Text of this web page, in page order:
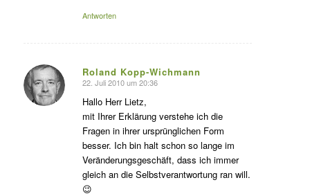
Antworten
Roland Kopp-Wichmann
s
agte:
22. Juli 2010 um 20:36
Hallo Herr Lietz,
mit Ihrer Erklärung verstehe ich die
Fragen in ihrer ursprünglichen Form
besser. Ich bin halt schon so lange im
Veränderungsgeschäft, dass ich immer
gleich an die Selbstverantwortung ran will.
😉